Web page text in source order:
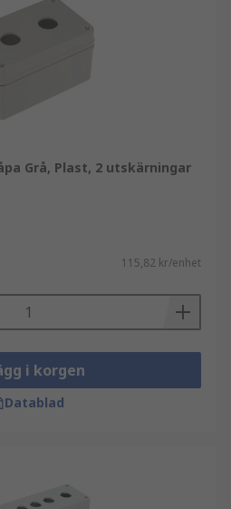
Grå, Plast, 2 utskärningar
115,82 kr/enhet
i korgen
Datablad